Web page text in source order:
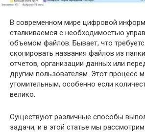
В современном мире цифровой
сталкиваемся с необходимостью
объемом файлов. Бывает, что
скопировать названия файлов из
отчетов, организации данных или
другим пользователям. Этот процесс
утомительным, особенно если
велико.
Существуют различные способы
задачи, и в этой статье мы